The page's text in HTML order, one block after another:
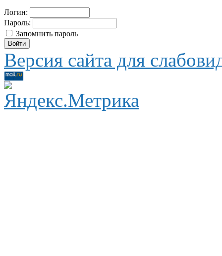
Логин:
Пароль:
Запомнить пароль
Версия сайта для